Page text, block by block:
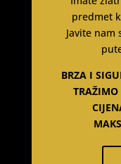
predmet
Javite nam
BRZA I
TRAŽIMO